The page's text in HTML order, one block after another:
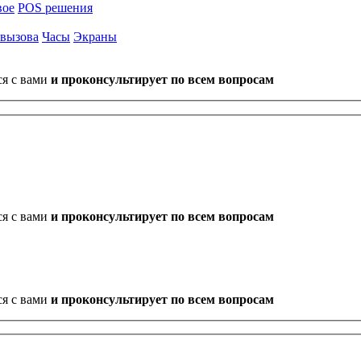
POS решения
Часы Экраны
с вами и проконсультирует по всем вопросам
с вами и проконсультирует по всем вопросам
с вами и проконсультирует по всем вопросам